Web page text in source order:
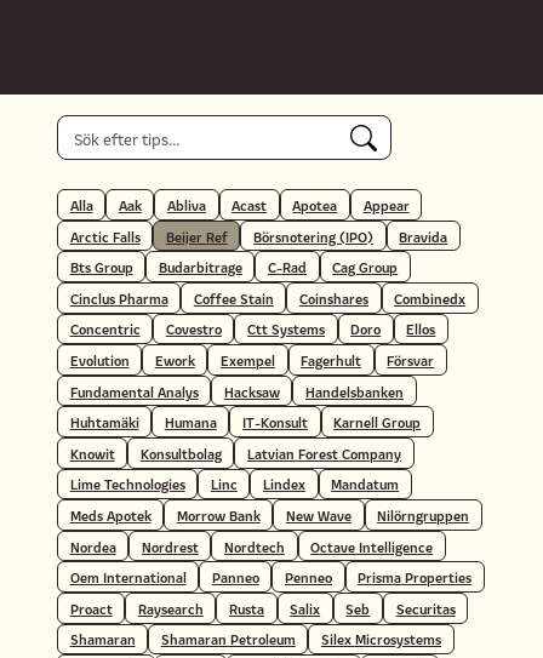
Alla Aak Abliva Acast Apotea
Appear
Arctic Falls
Beijer Ref Börsnotering (IPO)
Bravida
Bts Group
Budarbitrage C-Rad
Cag Group
Cinclus Pharma
Coffee Stain Coinshares
Combinedx
Concentric
Covestro Ctt Systems Doro
Ellos
Evolution
Ework Exempel Fagerhult
Försvar
Fundamental Analys
Hacksaw
Handelsbanken
Huhtamäki
Humana IT-Konsult
Karnell Group
Knowit
Konsultbolag
Latvian Forest Company
Lime Technologies
Linc Lindex
Mandatum
Meds Apotek
Morrow Bank New Wave
Nilörngruppen
Nordea
Nordrest Nordtech
Octave Intelligence
Oem International
Panneo Penneo
Prisma Properties
Proact
Raysearch Rusta Salix Seb
Securitas
Shamaran
Shamaran Petroleum
Silex Microsystems